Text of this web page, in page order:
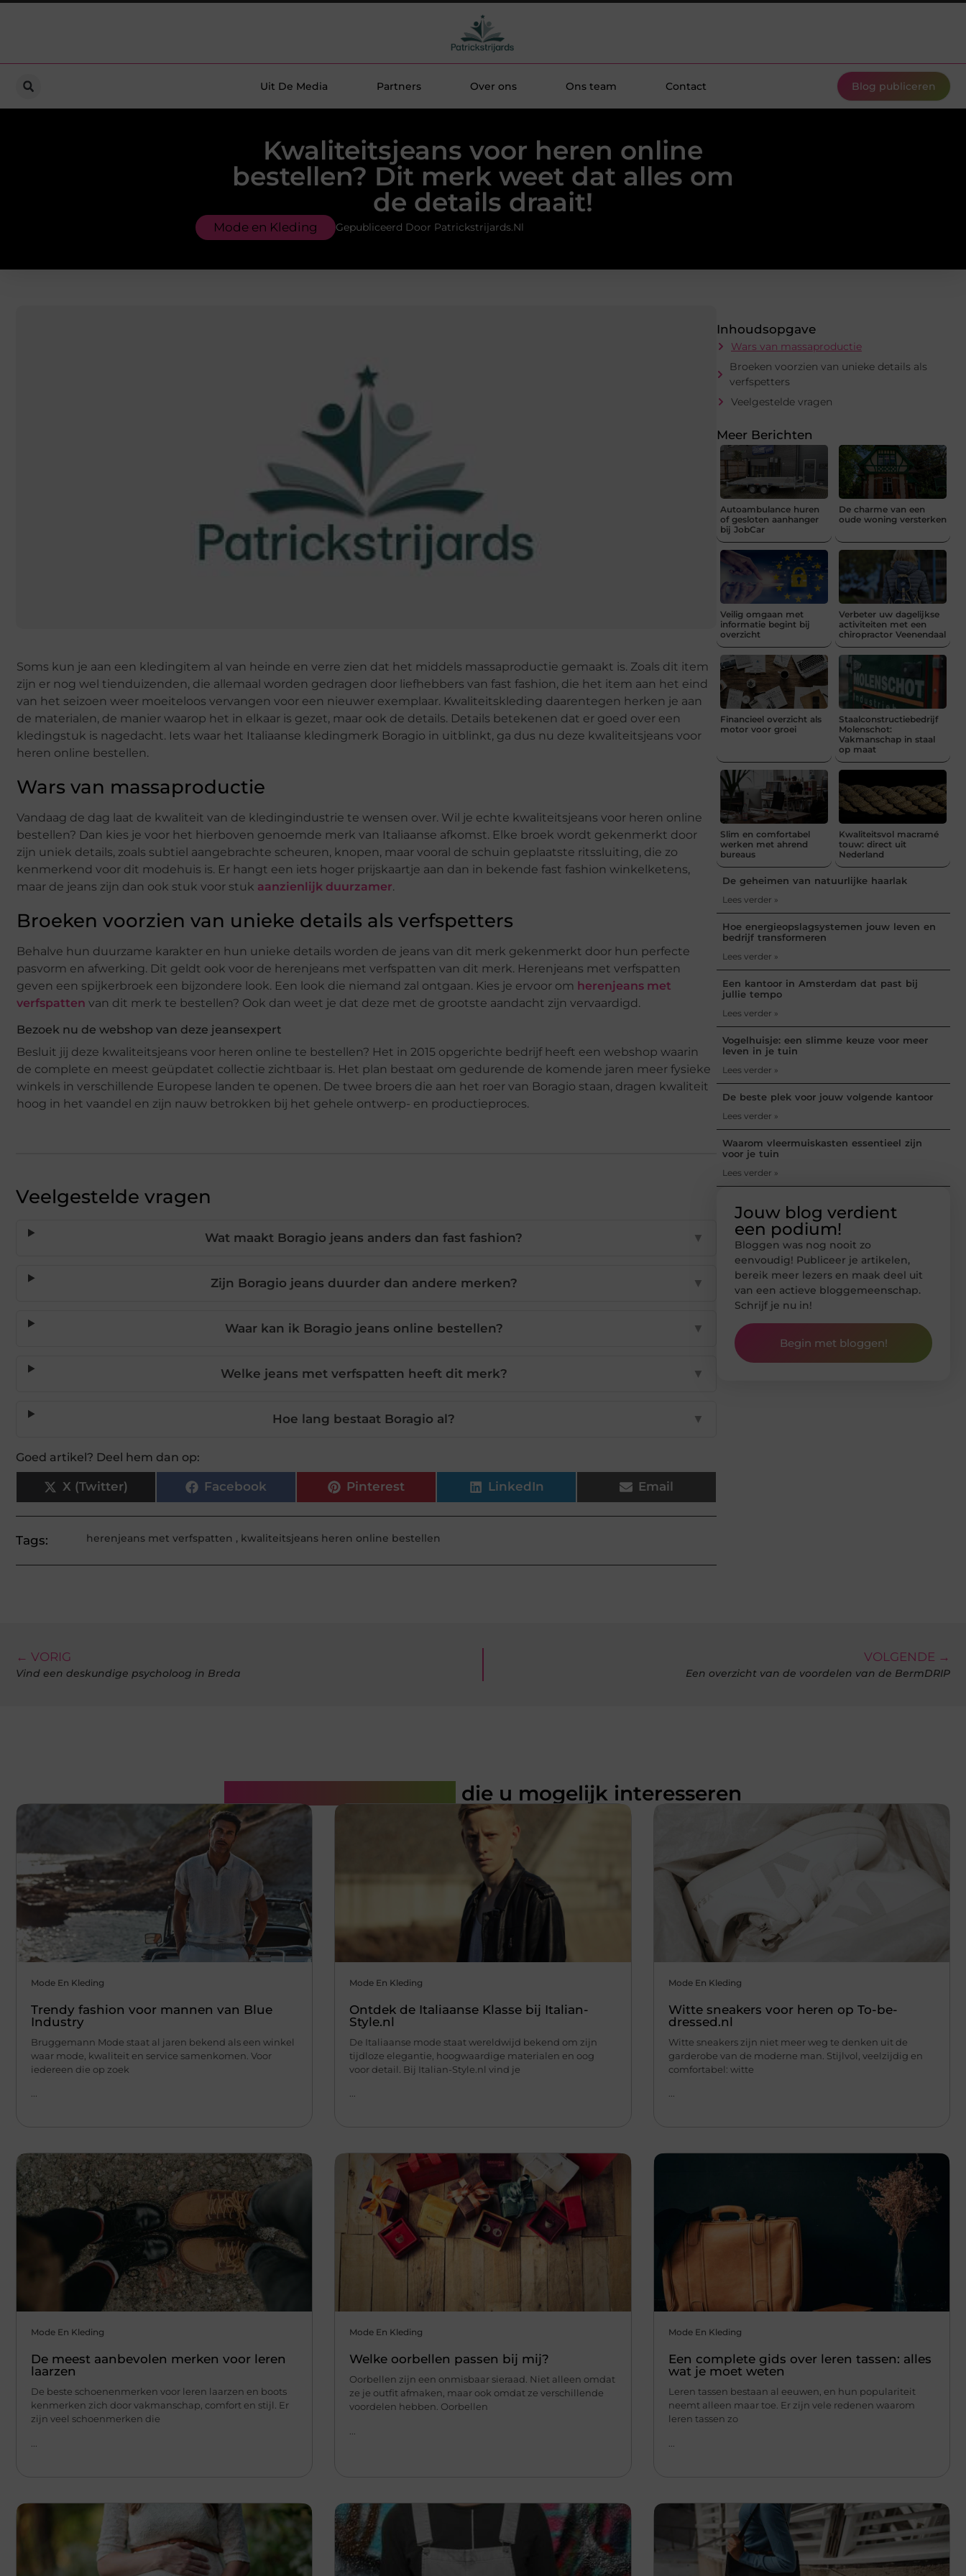
Uit De Media Partners Over ons Ons team Contact Blog publiceren
Kwaliteitsjeans voor heren online
bestellen? Dit merk weet dat alles om
de details draait!
Mode en Kleding Gepubliceerd Door Patrickstrijards.nl
Soms kun je aan een kledingitem al van heinde en verre zien dat het middels massaproductie gemaakt is. Zoals dit item
zijn er nog wel tienduizenden, die allemaal worden gedragen door liefhebbers van fast fashion, die het item aan het eind
van het seizoen weer moeiteloos vervangen voor een nieuwer exemplaar. Kwaliteitskleding daarentegen herken je aan
de materialen, de manier waarop het in elkaar is gezet, maar ook de details. Details betekenen dat er goed over een
kledingstuk is nagedacht. Iets waar het Italiaanse kledingmerk Boragio in uitblinkt, ga dus nu deze kwaliteitsjeans voor
heren online bestellen.
Wars van massaproductie
Vandaag de dag laat de kwaliteit van de kledingindustrie te wensen over. Wil je echte kwaliteitsjeans voor heren online
bestellen? Dan kies je voor het hierboven genoemde merk van Italiaanse afkomst. Elke broek wordt gekenmerkt door
zijn uniek details, zoals subtiel aangebrachte scheuren, knopen, maar vooral de schuin geplaatste ritssluiting, die zo
kenmerkend voor dit modehuis is. Er hangt een iets hoger prijskaartje aan dan in bekende fast fashion winkelketens,
maar de jeans zijn dan ook stuk voor stuk aanzienlijk duurzamer.
Broeken voorzien van unieke details als verfspetters
Behalve hun duurzame karakter en hun unieke details worden de jeans van dit merk gekenmerkt door hun perfecte
pasvorm en afwerking. Dit geldt ook voor de herenjeans met verfspatten van dit merk. Herenjeans met verfspatten
geven een spijkerbroek een bijzondere look. Een look die niemand zal ontgaan. Kies je ervoor om herenjeans met
verfspatten van dit merk te bestellen? Ook dan weet je dat deze met de grootste aandacht zijn vervaardigd.
Bezoek nu de webshop van deze jeansexpert
Besluit jij deze kwaliteitsjeans voor heren online te bestellen? Het in 2015 opgerichte bedrijf heeft een webshop waarin
de complete en meest geüpdatet collectie zichtbaar is. Het plan bestaat om gedurende de komende jaren meer fysieke
winkels in verschillende Europese landen te openen. De twee broers die aan het roer van Boragio staan, dragen kwaliteit
hoog in het vaandel en zijn nauw betrokken bij het gehele ontwerp- en productieproces.
Veelgestelde vragen
Wat maakt Boragio jeans anders dan fast fashion? ▼
Zijn Boragio jeans duurder dan andere merken? ▼
Waar kan ik Boragio jeans online bestellen? ▼
Welke jeans met verfspatten heeft dit merk? ▼
Hoe lang bestaat Boragio al? ▼
Goed artikel? Deel hem dan op:
X (Twitter) Facebook Pinterest LinkedIn Email
Tags: herenjeans met verfspatten , kwaliteitsjeans heren online bestellen
Inhoudsopgave
Wars van massaproductie
Broeken voorzien van unieke details als
verfspetters
Veelgestelde vragen
Meer Berichten
Autoambulance huren
of gesloten aanhanger
bij JobCar
De charme van een
oude woning versterken
Veilig omgaan met
informatie begint bij
overzicht
Verbeter uw dagelijkse
activiteiten met een
chiropractor Veenendaal
Financieel overzicht als
motor voor groei
Staalconstructiebedrijf
Molenschot:
Vakmanschap in staal
op maat
Slim en comfortabel
werken met ahrend
bureaus
Kwaliteitsvol macramé
touw: direct uit
Nederland
De geheimen van natuurlijke haarlak
Lees verder »
Hoe energieopslagsystemen jouw leven en
bedrijf transformeren
Lees verder »
Een kantoor in Amsterdam dat past bij
jullie tempo
Lees verder »
Vogelhuisje: een slimme keuze voor meer
leven in je tuin
Lees verder »
De beste plek voor jouw volgende kantoor
Lees verder »
Waarom vleermuiskasten essentieel zijn
voor je tuin
Lees verder »
Jouw blog verdient
een podium!
Bloggen was nog nooit zo
eenvoudig! Publiceer je artikelen,
bereik meer lezers en maak deel uit
van een actieve bloggemeenschap.
Schrijf je nu in!
Begin met bloggen!
← VORIG
Vind een deskundige psycholoog in Breda
VOLGENDE →
Een overzicht van de voordelen van de BermDRIP
die u mogelijk interesseren
Mode En Kleding
Trendy fashion voor mannen van Blue
Industry
Bruggemann Mode staat al jaren bekend als een winkel
waar mode, kwaliteit en service samenkomen. Voor
iedereen die op zoek
...
Mode En Kleding
Ontdek de Italiaanse Klasse bij Italian-
Style.nl
De Italiaanse mode staat wereldwijd bekend om zijn
tijdloze elegantie, hoogwaardige materialen en oog
voor detail. Bij Italian-Style.nl vind je
...
Mode En Kleding
Witte sneakers voor heren op To-be-
dressed.nl
Witte sneakers zijn niet meer weg te denken uit de
garderobe van de moderne man. Stijlvol, veelzijdig en
comfortabel: witte
...
Mode En Kleding
De meest aanbevolen merken voor leren
laarzen
De beste schoenenmerken voor leren laarzen en boots
kenmerken zich door vakmanschap, comfort en stijl. Er
zijn veel schoenmerken die
Mode En Kleding
Welke oorbellen passen bij mij?
Oorbellen zijn een onmisbaar sieraad. Niet alleen omdat
ze je outfit afmaken, maar ook omdat ze verschillende
voordelen hebben. Oorbellen
Mode En Kleding
Een complete gids over leren tassen: alles
wat je moet weten
Leren tassen bestaan al eeuwen, en hun populariteit
neemt alleen maar toe. Er zijn vele redenen waarom
leren tassen zo